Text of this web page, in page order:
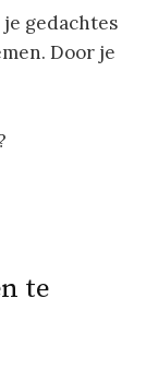
gedachtes
Door je
te